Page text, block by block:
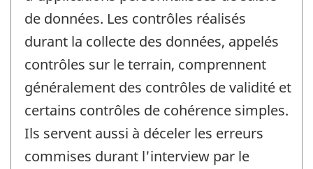
de données. Les contrôles réalisés
durant la collecte des données, appelés
contrôles sur le terrain, comprennent
généralement des contrôles de validité et
certains contrôles de cohérence simples.
Ils servent aussi à déceler les erreurs
commises durant l'interview par le